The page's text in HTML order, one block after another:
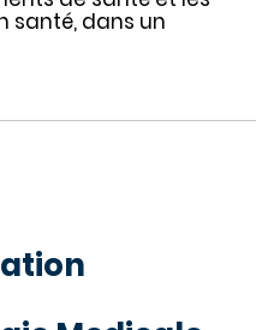
santé, dans un